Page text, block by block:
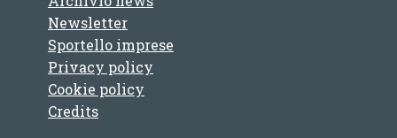
Newsletter
Sportello imprese
Privacy policy
Cookie policy
Credits